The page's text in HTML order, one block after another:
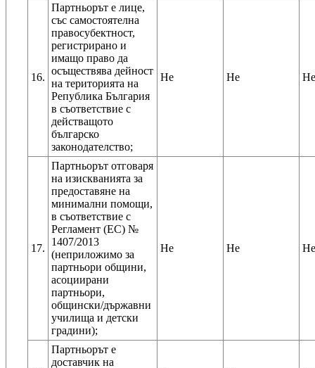
16.
Партньорът е лице,
със самостоятелна
правосубектност,
регистрирано и
имащо право да
осъществява дейност
на територията на
Република България
в съответствие с
действащото
българско
законодателство;
Не Не Не
17.
Партньорът отговаря
на изискванията за
предоставяне на
минимални помощи,
в съответствие с
Регламент (ЕС) №
1407/2013
(неприложимо за
партньори общини,
асоциирани
партньори,
общински/държавни
училища и детски
градини);
Не Не Не
Партньорът е
доставчик на